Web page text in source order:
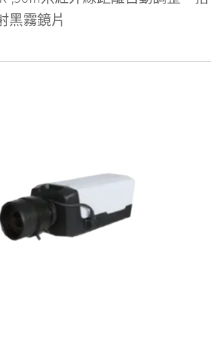
黑霧鏡片